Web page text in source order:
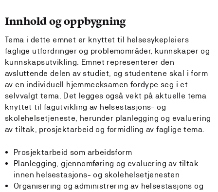
Innhold og oppbygning
Tema i dette emnet er knyttet til helsesykepleiers
faglige utfordringer og problemområder, kunnskaper og
kunnskapsutvikling. Emnet representerer den
avsluttende delen av studiet, og studentene skal i form
av en individuell hjemmeeksamen fordype seg i et
selvvalgt tema. Det legges også vekt på aktuelle tema
knyttet til fagutvikling av helsestasjons- og
skolehelsetjeneste, herunder planlegging og evaluering
av tiltak, prosjektarbeid og formidling av faglige tema.
Prosjektarbeid som arbeidsform
Planlegging, gjennomføring og evaluering av tiltak
innen helsestasjons- og skolehelsetjenesten
Organisering og administrering av helsestasjons og